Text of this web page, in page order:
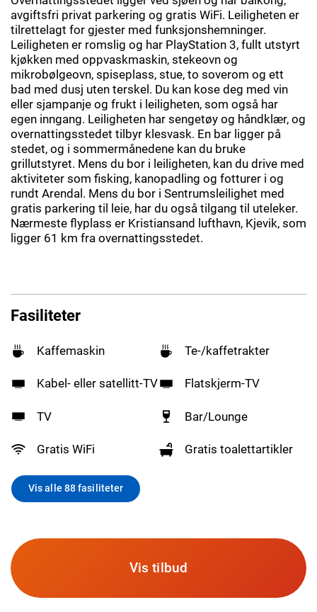
avgiftsfri privat parkering og gratis WiFi. Leiligheten er
tilrettelagt for gjester med funksjonshemninger.
Leiligheten er romslig og har PlayStation 3, fullt utstyrt
kjøkken med oppvaskmaskin, stekeovn og
mikrobølgeovn, spiseplass, stue, to soverom og ett
bad med dusj uten terskel. Du kan kose deg med vin
eller sjampanje og frukt i leiligheten, som også har
egen inngang. Leiligheten har sengetøy og håndklær, og
overnattingsstedet tilbyr klesvask. En bar ligger på
stedet, og i sommermånedene kan du bruke
grillutstyret. Mens du bor i leiligheten, kan du drive med
aktiviteter som fisking, kanopadling og fotturer i og
rundt Arendal. Mens du bor i Sentrumsleilighet med
gratis parkering til leie, har du også tilgang til uteleker.
Nærmeste flyplass er Kristiansand lufthavn, Kjevik, som
ligger 61 km fra overnattingsstedet.
Fasiliteter
Kaffemaskin Te-/kaffetrakter
Kabel- eller satellitt-TV Flatskjerm-TV
TV Bar/Lounge
Gratis WiFi Gratis toalettartikler
Vis alle 88 fasiliteter
Vis tilbud